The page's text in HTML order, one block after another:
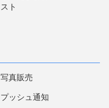
スト
写真販売
プッシュ通知